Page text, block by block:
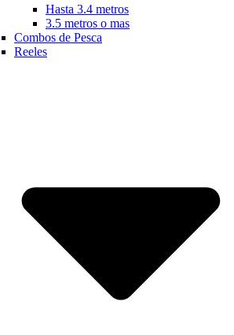
Hasta 3.4 metros
3.5 metros o mas
Combos de Pesca
Reeles